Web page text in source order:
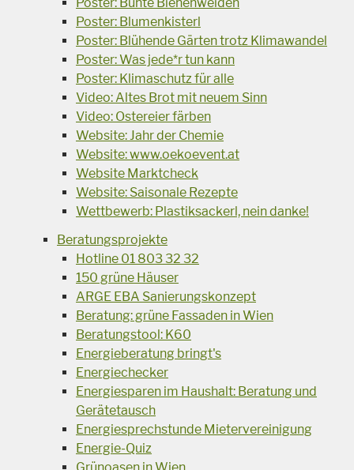
Poster: Blumenkisterl
Poster: Blühende Gärten trotz Klimawandel
Poster: Was jede*r tun kann
Poster: Klimaschutz für alle
Video: Altes Brot mit neuem Sinn
Video: Ostereier färben
Website: Jahr der Chemie
Website: www.oekoevent.at
Website Marktcheck
Website: Saisonale Rezepte
Wettbewerb: Plastiksackerl, nein danke!
Beratungsprojekte
Hotline 01 803 32 32
150 grüne Häuser
ARGE EBA Sanierungskonzept
Beratung: grüne Fassaden in Wien
Beratungstool: K60
Energieberatung bringt's
Energiechecker
Energiesparen im Haushalt: Beratung und
Gerätetausch
Energiesprechstunde Mietervereinigung
Energie-Quiz